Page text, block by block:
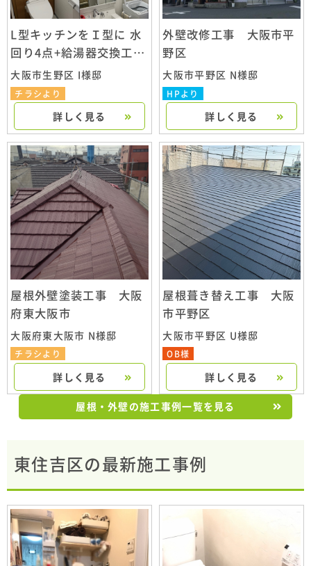
L型キッチンをＩ型に 水
回り4点+給湯器交換工
事 大阪市生野区
大阪市生野区 I様邸
チラシより
詳しく見る
外壁改修工事 大阪市平
野区
大阪市平野区 N様邸
HPより
詳しく見る
屋根外壁塗装工事 大阪
府東大阪市
大阪府東大阪市 N様邸
チラシより
詳しく見る
屋根葺き替え工事 大阪
市平野区
大阪市平野区 U様邸
OB様
詳しく見る
屋根・外壁の施工事例一覧を見る
東住吉区の最新施工事例